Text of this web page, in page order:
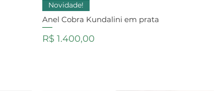
Novidade!
Anel Cobra Kundalini em prata
Preço
R$ 1.400,00